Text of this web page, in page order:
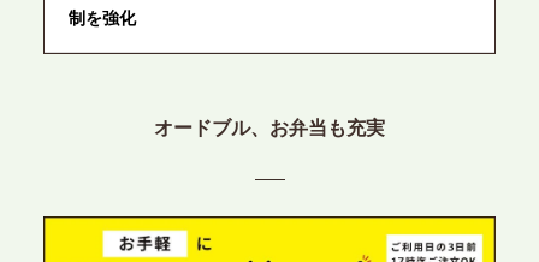
制を強化
プレスリリースのご案内｜ケータリングのセカンド
目の展開で、拡大する出張パーティー・ケータリン
オードブル、お弁当も充実